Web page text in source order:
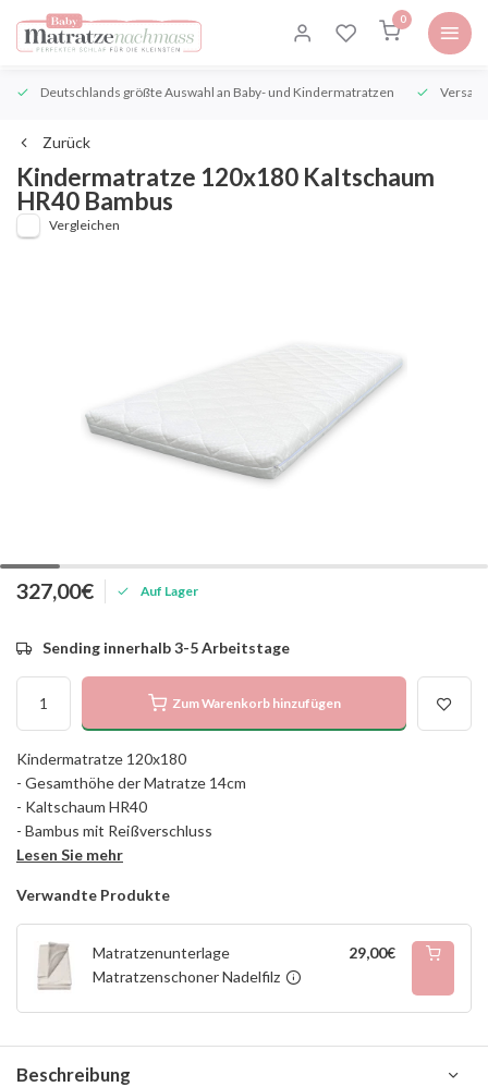
0
Deutschlands größte Auswahl an Baby- und Kindermatratzen
Zurück
Kindermatratze 120x180 Kaltschaum
HR40 Bambus
Vergleichen
327,00€ Auf Lager
Sending innerhalb 3-5 Arbeitstage
Zum Warenkorb hinzufügen
Kindermatratze 120x180
- Gesamthöhe der Matratze 14cm
- Kaltschaum HR40
- Bambus mit Reißverschluss
Lesen Sie mehr
Verwandte Produkte
Matratzenunterlage
Matratzenschoner Nadelfilz
29,00€
Beschreibung